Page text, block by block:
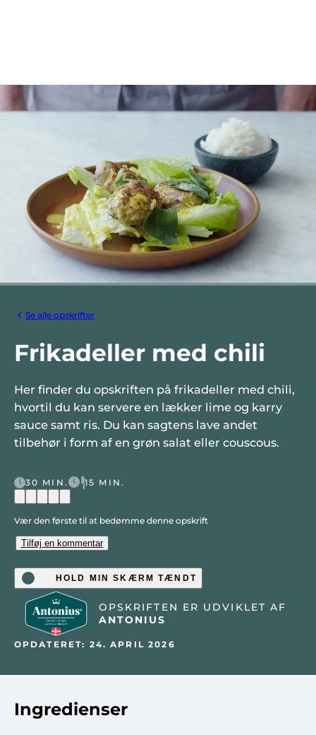
Se alle opskrifter
Frikadeller med chili
Her finder du opskriften på frikadeller med chili,
hvortil du kan servere en lækker lime og karry
sauce samt ris. Du kan sagtens lave andet
tilbehør i form af en grøn salat eller couscous.
30 MIN. 15 MIN.
Vær den første til at bedømme denne opskrift
Tilføj en kommentar
HOLD MIN SKÆRM TÆNDT
OPSKRIFTEN ER UDVIKLET AF
ANTONIUS
OPDATERET: 24. APRIL 2026
Ingredienser